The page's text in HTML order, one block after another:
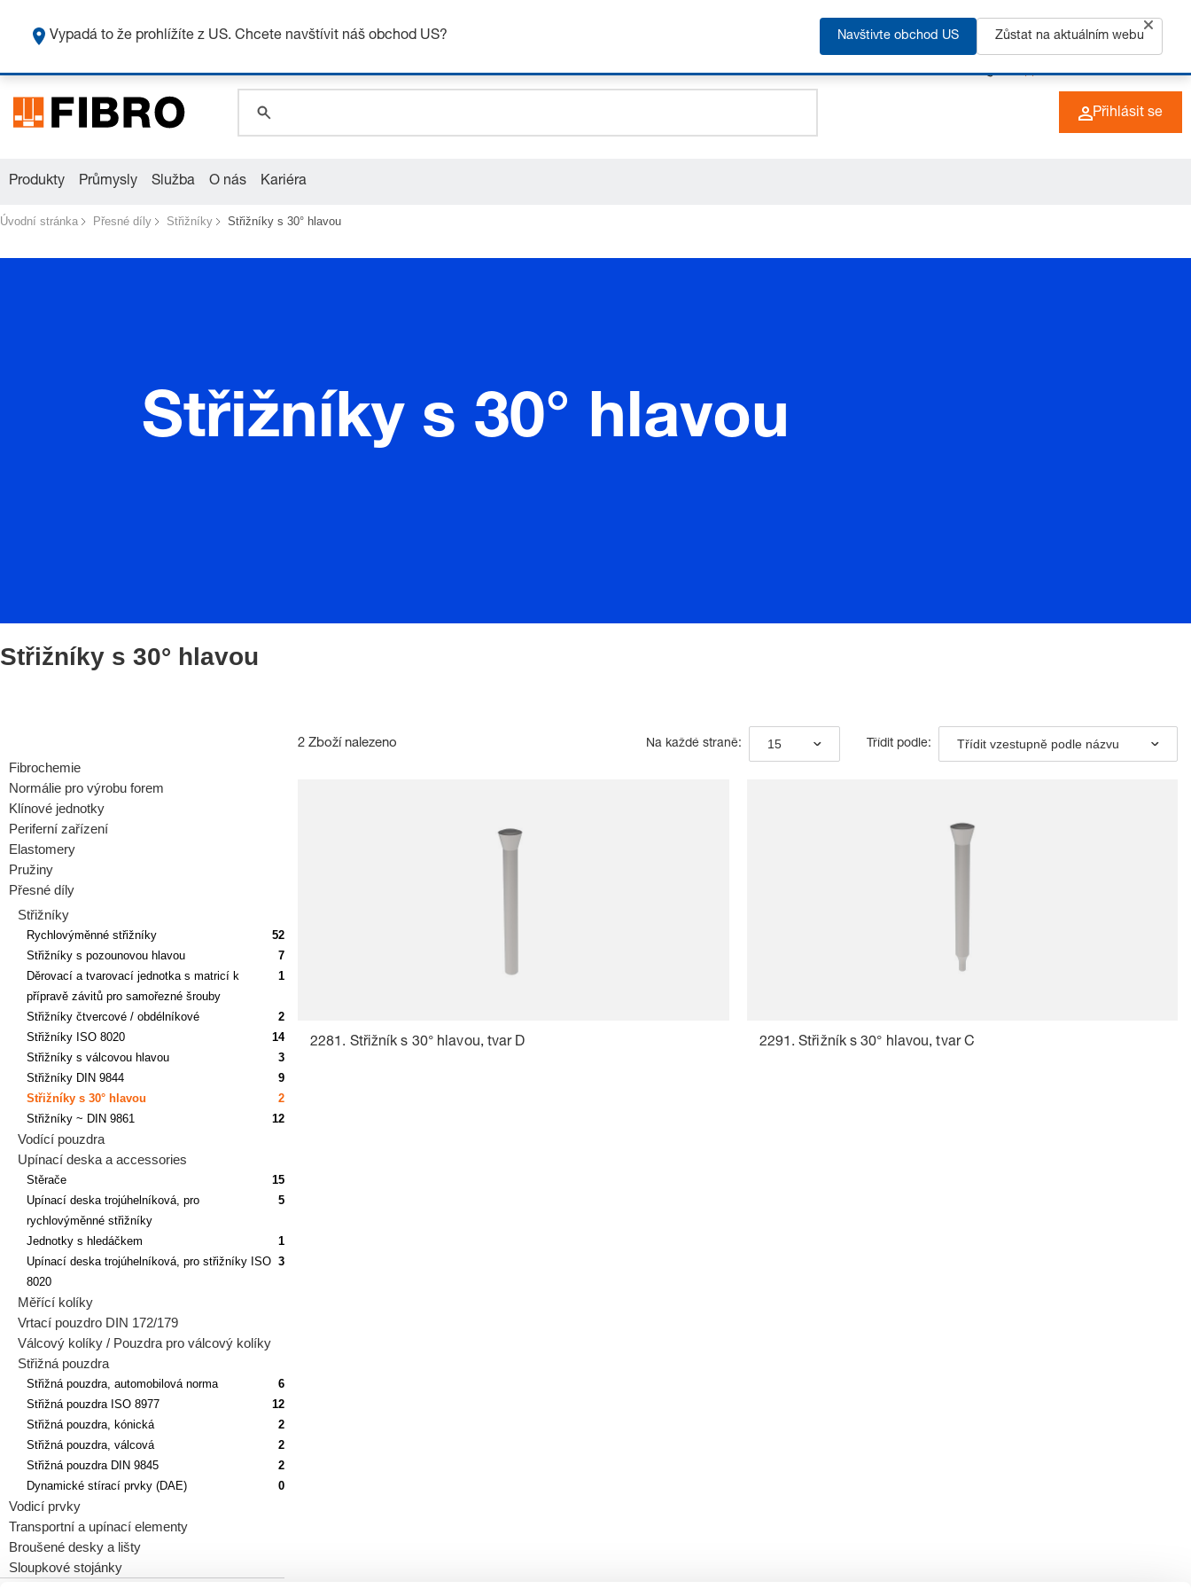
+49 (0) 6266 73-0 CZ
Přihlásit se
Produkty Průmysly Služba O nás Kariéra
Úvodní stránka Přesné díly Střižníky Střižníky s 30° hlavou
Střižníky s 30° hlavou
Střižníky s 30° hlavou
Fibrochemie
Normálie pro výrobu forem
Klínové jednotky
Periferní zařízení
Elastomery
Pružiny
Přesné díly
Střižníky
Rychlovýměnné střižníky
52
Střižníky s pozounovou hlavou
7
Děrovací a tvarovací jednotka s matricí k
přípravě závitů pro samořezné šrouby
1
Střižníky čtvercové / obdélníkové
2
Střižníky ISO 8020
14
Střižníky s válcovou hlavou
3
Střižníky DIN 9844
9
Střižníky s 30° hlavou
2
Střižníky ~ DIN 9861
12
Vodící pouzdra
Upínací deska a accessories
Stěrače
15
Upínací deska trojúhelníková, pro
rychlovýměnné střižníky
5
Jednotky s hledáčkem
1
Upínací deska trojúhelníková, pro střižníky ISO
8020
3
Měřící kolíky
Vrtací pouzdro DIN 172/179
Válcový kolíky / Pouzdra pro válcový kolíky
Střižná pouzdra
Střižná pouzdra, automobilová norma
6
Střižná pouzdra ISO 8977
12
Střižná pouzdra, kónická
2
Střižná pouzdra, válcová
2
Střižná pouzdra DIN 9845
2
Dynamické stírací prvky (DAE)
0
Vodicí prvky
Transportní a upínací elementy
Broušené desky a lišty
Sloupkové stojánky
2 Zboží nalezeno Na každé straně: 15 Třídit podle: Třídit vzestupně podle názvu
2281. Střižník s 30° hlavou, tvar D 2291. Střižník s 30° hlavou, tvar C
Vypadá to že prohlížíte z US. Chcete navštívit náš obchod US? Navštivte obchod US Zůstat na aktuálním webu